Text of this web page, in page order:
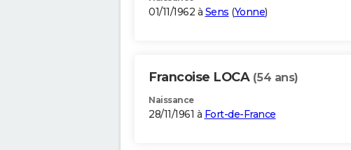
01/11/1962 à Sens (Yonne)
Francoise LOCA (54 ans)
Naissance
28/11/1961 à Fort-de-France